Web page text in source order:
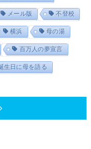
メール版 不登校
横浜 母の湯
百万人の夢宣言
生日に母を語る